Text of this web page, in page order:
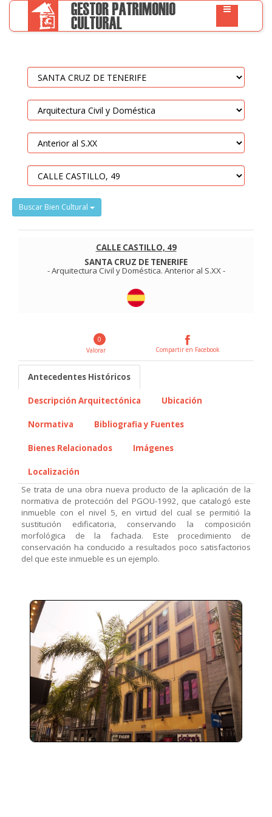
Buscar Bien Cultural
CALLE CASTILLO, 49
SANTA CRUZ DE TENERIFE
-Arquitectura Civil y Doméstica. Anterior al S.XX-
0
Valorar
Compartir en Facebook
Antecedentes Históricos
Descripción Arquitectónica Ubicación
Normativa Bibliografia y Fuentes
Bienes Relacionados Imágenes
Localización
Se trata de una obra nueva producto de la aplicación de la
normativa de protección del PGOU-1992, que catalogó este
inmueble con el nivel 5, en virtud del cual se permitió la
sustitución edificatoria, conservando la composición
morfológica de la fachada. Este procedimiento de
conservación ha conducido a resultados poco satisfactorios
del que este inmueble es un ejemplo.